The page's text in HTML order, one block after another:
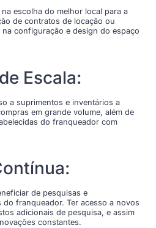
escolha do melhor local para a
de contratos de locação ou
configuração e design do espaço
Escala:
a suprimentos e inventários a
em grande volume, além de
do franqueador com
de pesquisas e
franqueador. Ter acesso a novos
adicionais de pesquisa, e assim
constantes.